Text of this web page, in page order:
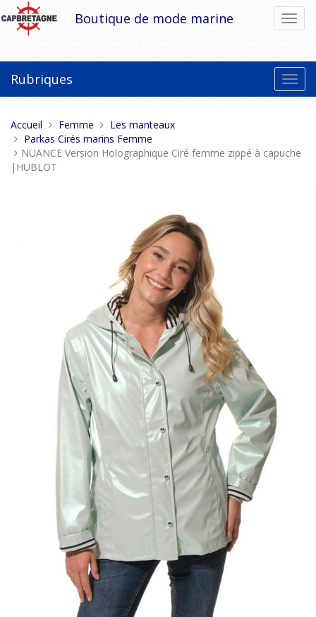
Aller
au
contenu
la
Boutique de mode marine
la
Rubriques
Vous
êtes
ici :
Accueil Femme
Les manteaux
Parkas Cirés marins Femme
NUANCE Version Holographique Ciré femme zippé à capuche
|HUBLOT